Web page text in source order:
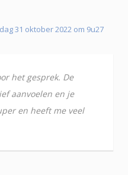
31 oktober 2022 om 9u27
het gesprek. De
aanvoelen en je
en heeft me veel